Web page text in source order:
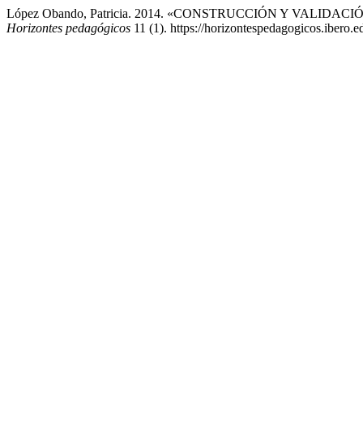
López Obando, Patricia. 2014. «CONSTRUCCIÓN Y
Horizontes pedagógicos 11 (1). https://